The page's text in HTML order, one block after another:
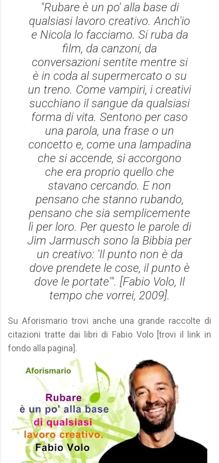
"Rubare è un po' alla base di
qualsiasi lavoro creativo. Anch'io
e Nicola lo facciamo. Si ruba da
film, da canzoni, da
conversazioni sentite mentre si
è in coda al supermercato o su
un treno. Come vampiri, i creativi
succhiano il sangue da qualsiasi
forma di vita. Sentono per caso
una parola, una frase o un
concetto e, come una lampadina
che si accende, si accorgono
che era proprio quello che
stavano cercando. E non
pensano che stanno rubando,
pensano che sia semplicemente
lì per loro. Per questo le parole di
Jim Jarmusch sono la Bibbia per
un creativo: 'Il punto non è da
dove prendete le cose, il punto è
dove le portate'". [Fabio Volo, Il
tempo che vorrei, 2009].
Su Aforismario trovi anche una grande raccolte di
citazioni tratte dai libri di Fabio Volo [trovi il link in
fondo alla pagina].